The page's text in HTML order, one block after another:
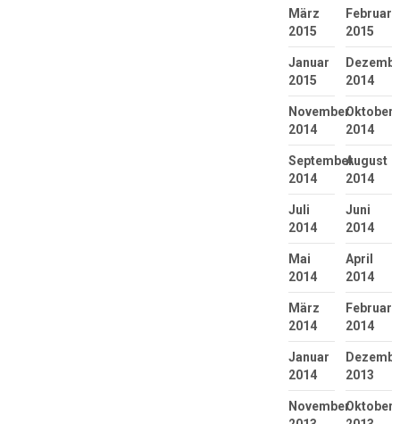
März
2015
Februar
2015
Januar
2015
2014
November
2014
Oktober
2014
September
2014
August
2014
Juli
2014
Juni
2014
Mai
2014
April
2014
März
2014
Februar
2014
Januar
2014
2013
NovemberOktober